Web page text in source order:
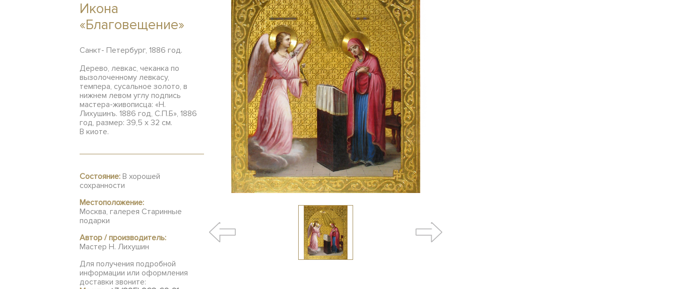
Икона
«Благовещение»
Санкт- Петербург, 1886 год.
Дерево, левкас, чеканка по
вызолоченному левкасу,
темпера, сусальное золото, в
нижнем левом углу подпись
мастера-живописца: «Н.
Лихушинъ. 1886 год, С.П.Б», 1886
год, размер: 39,5 х 32 см.
В киоте.
Состояние: В хорошей
сохранности
Местоположение:
Москва, галерея Старинные
подарки
Автор / производитель:
Мастер Н. Лихушин
Для получения подробной
информации или оформления
доставки звоните: